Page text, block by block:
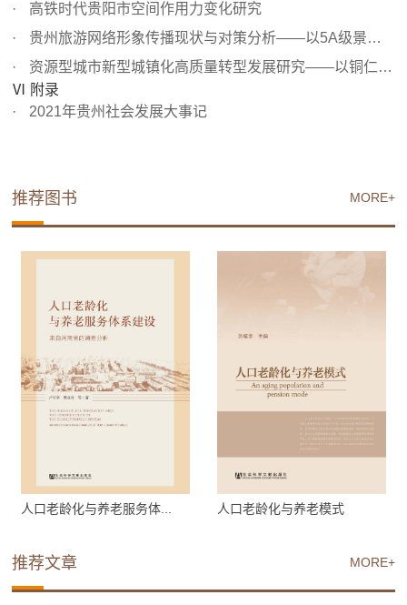
高铁时代贵阳市空间作用力变化研究
贵州旅游网络形象传播现状与对策分析——以5A级景区为例
资源型城市新型城镇化高质量转型发展研究——以铜仁市万山...
Ⅵ 附录
2021年贵州社会发展大事记
MORE+
推荐图书
人口老龄化与养老服务体... 人口老龄化与养老模式
MORE+
推荐文章